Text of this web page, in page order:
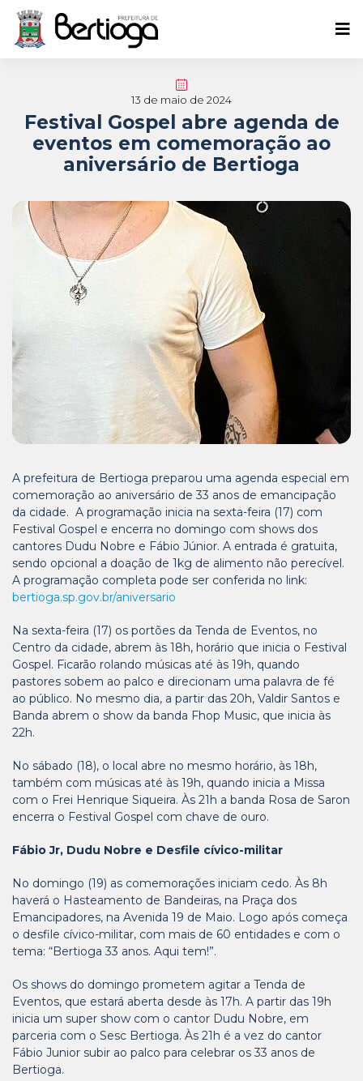
13 de maio de 2024
Festival Gospel abre agenda de
eventos em comemoração ao
aniversário de Bertioga
A prefeitura de Bertioga preparou uma agenda especial em
comemoração ao aniversário de 33 anos de emancipação
da cidade. A programação inicia na sexta-feira (17) com
Festival Gospel e encerra no domingo com shows dos
cantores Dudu Nobre e Fábio Júnior. A entrada é gratuita,
sendo opcional a doação de 1kg de alimento não perecível.
A programação completa pode ser conferida no link:
bertioga.sp.gov.br/aniversario
Na sexta-feira (17) os portões da Tenda de Eventos, no
Centro da cidade, abrem às 18h, horário que inicia o Festival
Gospel. Ficarão rolando músicas até às 19h, quando
pastores sobem ao palco e direcionam uma palavra de fé
ao público. No mesmo dia, a partir das 20h, Valdir Santos e
Banda abrem o show da banda Fhop Music, que inicia às
22h.
No sábado (18), o local abre no mesmo horário, às 18h,
também com músicas até às 19h, quando inicia a Missa
com o Frei Henrique Siqueira. Às 21h a banda Rosa de Saron
encerra o Festival Gospel com chave de ouro.
Fábio Jr, Dudu Nobre e Desfile cívico-militar
No domingo (19) as comemorações iniciam cedo. Às 8h
haverá o Hasteamento de Bandeiras, na Praça dos
Emancipadores, na Avenida 19 de Maio. Logo após começa
o desfile cívico-militar, com mais de 60 entidades e com o
tema: “Bertioga 33 anos. Aqui tem!”.
Os shows do domingo prometem agitar a Tenda de
Eventos, que estará aberta desde às 17h. A partir das 19h
inicia um super show com o cantor Dudu Nobre, em
parceria com o Sesc Bertioga. Às 21h é a vez do cantor
Fábio Junior subir ao palco para celebrar os 33 anos de
Bertioga.